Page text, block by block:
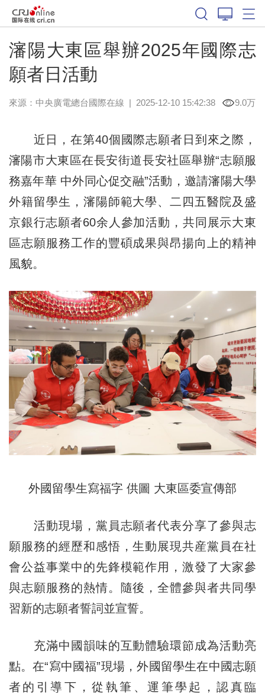
瀋陽大東區舉辦2025年國際志
願者日活動
來源：中央廣電總台國際在線 | 2025-12-10 15:42:38 9.0万
近日，在第40個國際志願者日到來之際，
瀋陽市大東區在長安街道長安社區舉辦“志願服
務嘉年華 中外同心促交融”活動，邀請瀋陽大學
外籍留學生，瀋陽師範大學、二四五醫院及盛
京銀行志願者60余人參加活動，共同展示大東
區志願服務工作的豐碩成果與昂揚向上的精神
風貌。
外國留學生寫福字 供圖 大東區委宣傳部
活動現場，黨員志願者代表分享了參與志
願服務的經歷和感悟，生動展現共産黨員在社
會公益事業中的先鋒模範作用，激發了大家參
與志願服務的熱情。隨後，全體參與者共同學
習新的志願者誓詞並宣誓。
充滿中國韻味的互動體驗環節成為活動亮
點。在“寫中國福”現場，外國留學生在中國志願
者的引導下，從執筆、運筆學起，認真臨